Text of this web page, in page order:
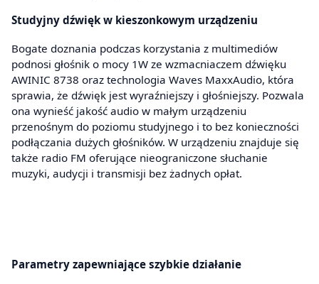
Studyjny dźwięk w kieszonkowym urządzeniu
Bogate doznania podczas korzystania z multimediów
podnosi głośnik o mocy 1W ze wzmacniaczem dźwięku
AWINIC 8738 oraz technologia Waves MaxxAudio, która
sprawia, że dźwięk jest wyraźniejszy i głośniejszy. Pozwala
ona wynieść jakość audio w małym urządzeniu
przenośnym do poziomu studyjnego i to bez konieczności
podłączania dużych głośników. W urządzeniu znajduje się
także radio FM oferujące nieograniczone słuchanie
muzyki, audycji i transmisji bez żadnych opłat.
Parametry zapewniające szybkie działanie